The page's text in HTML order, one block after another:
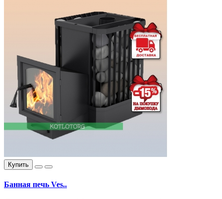
Купить
Банная печь Ves..